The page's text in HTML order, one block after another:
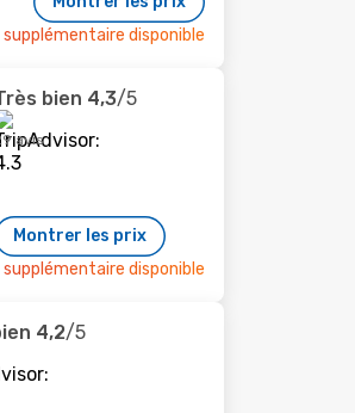
disponible
bien 4,3/5
avis
Montrer les prix
disponible
4,2/5